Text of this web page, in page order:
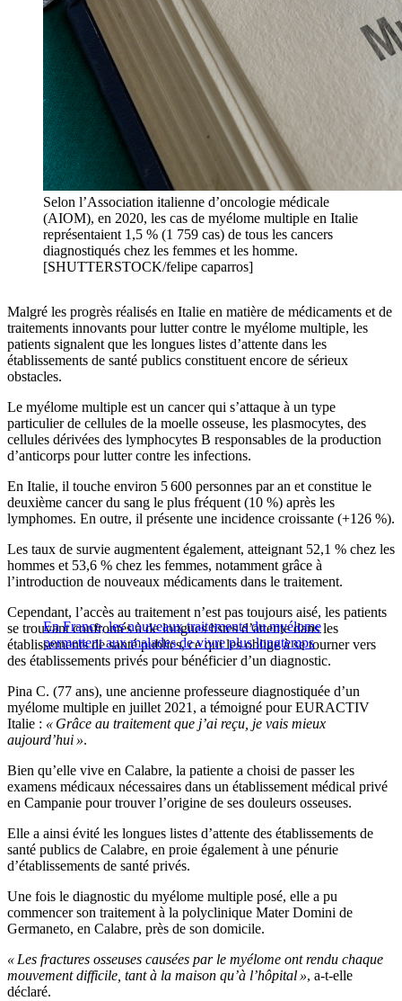
Selon l’Association italienne d’oncologie médicale
(AIOM), en 2020, les cas de myélome multiple en Italie
représentaient 1,5 % (1 759 cas) de tous les cancers
diagnostiqués chez les femmes et les homme.
[SHUTTERSTOCK/felipe caparros]
Malgré les progrès réalisés en Italie en matière de médicaments et de
traitements innovants pour lutter contre le myélome multiple, les
patients signalent que les longues listes d’attente dans les
établissements de santé publics constituent encore de sérieux
obstacles.
Le myélome multiple est un cancer qui s’attaque à un type
particulier de cellules de la moelle osseuse, les plasmocytes, des
cellules dérivées des lymphocytes B responsables de la production
d’anticorps pour lutter contre les infections.
En Italie, il touche environ 5 600 personnes par an et constitue le
deuxième cancer du sang le plus fréquent (10 %) après les
lymphomes. En outre, il présente une incidence croissante (+126 %).
Les taux de survie augmentent également, atteignant 52,1 % chez les
hommes et 53,6 % chez les femmes, notamment grâce à
l’introduction de nouveaux médicaments dans le traitement.
En France, les nouveaux traitements du myélome
permettent aux malades de vivre plus longtemps
Cependant, l’accès au traitement n’est pas toujours aisé, les patients
se trouvant confrontés à de longues listes d’attente dans les
établissements de santé publics, ce qui les oblige à se tourner vers
des établissements privés pour bénéficier d’un diagnostic.
Pina C. (77 ans), une ancienne professeure diagnostiquée d’un
myélome multiple en juillet 2021, a témoigné pour EURACTIV
Italie : « Grâce au traitement que j’ai reçu, je vais mieux
aujourd’hui ».
Bien qu’elle vive en Calabre, la patiente a choisi de passer les
examens médicaux nécessaires dans un établissement médical privé
en Campanie pour trouver l’origine de ses douleurs osseuses.
Elle a ainsi évité les longues listes d’attente des établissements de
santé publics de Calabre, en proie également à une pénurie
d’établissements de santé privés.
Une fois le diagnostic du myélome multiple posé, elle a pu
commencer son traitement à la polyclinique Mater Domini de
Germaneto, en Calabre, près de son domicile.
« Les fractures osseuses causées par le myélome ont rendu chaque
mouvement difficile, tant à la maison qu’à l’hôpital », a-t-elle
déclaré.